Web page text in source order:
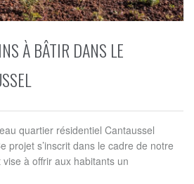
À BÂTIR DANS LE
quartier résidentiel Cantaussel
projet s’inscrit dans le cadre de notre
à offrir aux habitants un